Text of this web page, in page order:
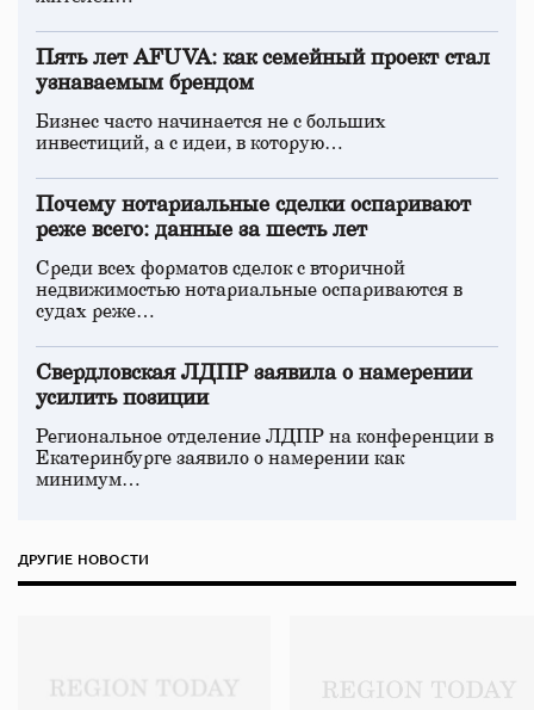
Пять лет AFUVA: как семейный проект стал
узнаваемым брендом
Бизнес часто начинается не с больших
инвестиций, а с идеи, в которую…
Почему нотариальные сделки оспаривают
реже всего: данные за шесть лет
Среди всех форматов сделок с вторичной
недвижимостью нотариальные оспариваются в
судах реже…
Свердловская ЛДПР заявила о намерении
усилить позиции
Региональное отделение ЛДПР на конференции в
Екатеринбурге заявило о намерении как
минимум…
ДРУГИЕ НОВОСТИ